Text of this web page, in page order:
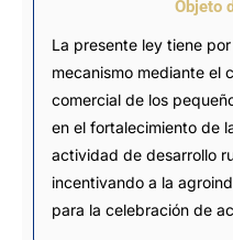
Objeto
La presente ley tiene
mecanismo mediante el
comercial de los
en el fortalecimiento de
actividad de desarrollo
incentivando a la
para la celebración de